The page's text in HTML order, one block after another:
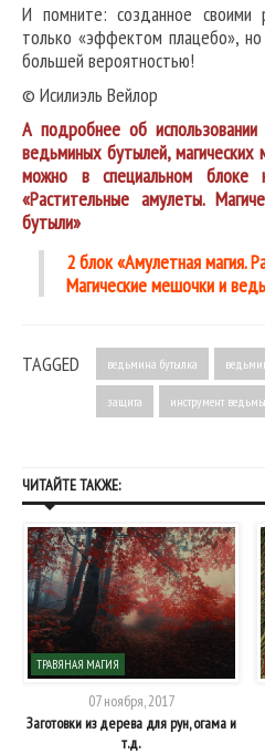
И помните: созданное
только «эффектом плацебо»,
большей вероятностью!
© Исилиэль Вейлор
А подробнее об
ведьминых бутылей,
можно в специальном блоке
«Растительные амулеты.
бутыли»
2 блок «Амулетная магия.
Магические мешочки и
TAGGED ведьмина бутылка
защита инструмент ведьмы
ЧИТАЙТЕ ТАКЖЕ:
ТРАВЯНАЯ МАГИЯ
07 ноября, 2017
Заготовки из дерева для рун, огама и
т.д.